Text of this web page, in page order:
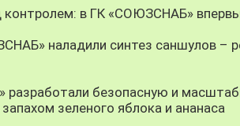
контролем: в ГК «СОЮЗСНАБ»
наладили синтез саншулов –
безопасную и
зеленого яблока и ананаса